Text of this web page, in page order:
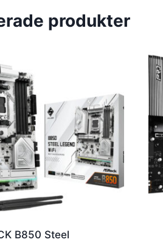
produkter
B850 Steel